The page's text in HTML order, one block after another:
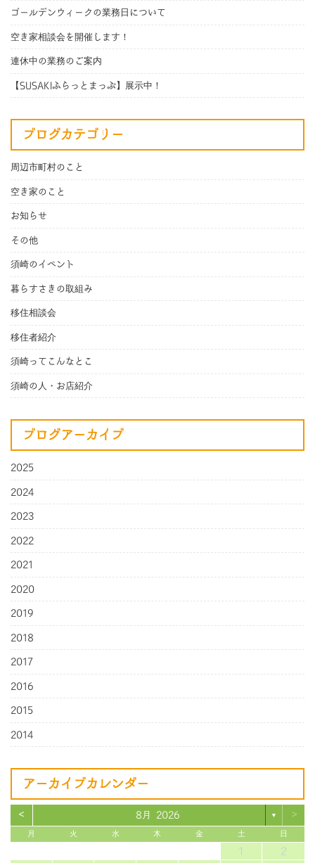
ゴールデンウィークの業務日について
空き家相談会を開催します！
連休中の業務のご案内
【SUSAKIふらっとまっぷ】展示中！
ブログカテゴリー
周辺市町村のこと
空き家のこと
お知らせ
その他
須崎のイベント
暮らすさきの取組み
移住相談会
移住者紹介
須崎ってこんなとこ
須崎の人・お店紹介
ブログアーカイブ
2025
2024
2023
2022
2021
2020
2019
2018
2017
2016
2015
2014
アーカイブカレンダー
< 8月 2026 ▼ >
月 火 水 木 金 土 日
1
2